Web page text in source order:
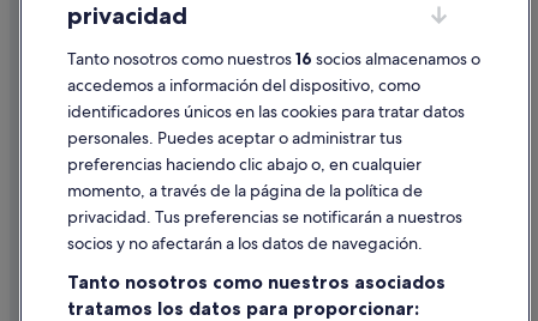
Información legal/contacto
Pautas sobre el contenido y cómo denunciar contenido
Ayuda
Cancelar un vuelo
Cancelar una reserva de hotel o de un alquiler vacacional
Utilizar un cupón de Expedia
privacidad
Tanto nosotros como nuestros16 socios almacenamos o
accedemos a información del dispositivo, como
identificadores únicos en las cookies para tratar datos
personales. Puedes aceptar o administrar tus
preferencias haciendo clic abajo o, en cualquier
momento, a través de la página de la política de
privacidad. Tus preferencias se notificarán a nuestros
socios y no afectarán a los datos de navegación.
Tanto nosotros como nuestros asociados
tratamos los datos para proporcionar: